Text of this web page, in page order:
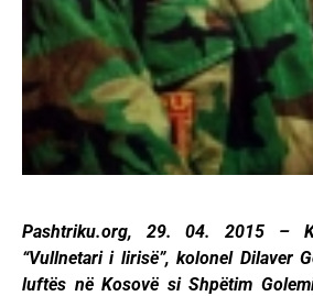
Pashtriku.org, 29. 04. 2015 –
“Vullnetari i lirisë”, kolonel Dilaver
luftës në Kosovë si Shpëtim